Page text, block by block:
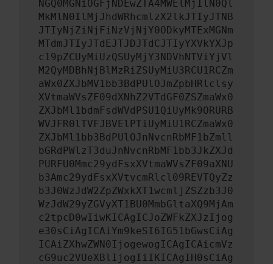
NGQ0MGNiOGFjNDEwZTA4MWElMjIlN0Ql
MkMlN0IlMjJhdWRhcmlzX2lkJTIyJTNB
JTIyNjZiNjFiNzVjNjY0ODkyMTExMGNm
MTdmJTIyJTdEJTJDJTdCJTIyYXVkYXJp
c19pZCUyMiUzQSUyMjY3NDVhNTViYjVl
M2QyMDBhNjBlMzRiZSUyMiU3RCU1RCZm
aWx0ZXJbMV1bb3BdPUlOJmZpbHRlclsy
XVtmaWVsZF09dXNhZ2VTdGF0ZSZmaWx0
ZXJbMl1bdmFsdWVdPSU1QiUyMk9ORURB
WVJFR0lTVFJBVElPTiUyMiU1RCZmaWx0
ZXJbMl1bb3BdPUlOJnNvcnRbMF1bZmll
bGRdPWlzT3duJnNvcnRbMF1bb3JkZXJd
PURFU0Mmc29ydFsxXVtmaWVsZF09aXNU
b3Amc29ydFsxXVtvcmRlcl09REVTQyZz
b3J0WzJdW2ZpZWxkXT1wcmljZSZzb3J0
WzJdW29yZGVyXT1BU0MmbGltaXQ9MjAm
c2tpcD0wIiwKICAgICJoZWFkZXJzIjog
e30sCiAgICAiYm9keSI6IG51bGwsCiAg
ICAiZXhwZWN0IjogewogICAgICAicmVz
cG9uc2VUeXBlIjogIiIKICAgIH0sCiAg